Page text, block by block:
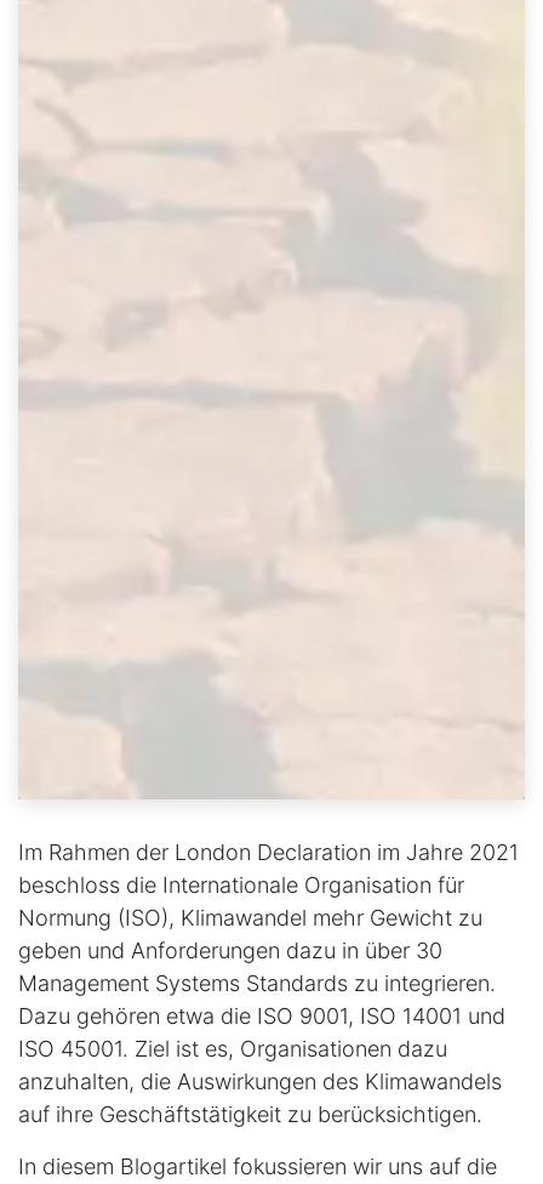
Im Rahmen der London Declaration im Jahre 2021
beschloss die Internationale Organisation für
Normung (ISO), Klimawandel mehr Gewicht zu
geben und Anforderungen dazu in über 30
Management Systems Standards zu integrieren.
Dazu gehören etwa die ISO 9001, ISO 14001 und
ISO 45001. Ziel ist es, Organisationen dazu
anzuhalten, die Auswirkungen des Klimawandels
auf ihre Geschäftstätigkeit zu berücksichtigen.
In diesem Blogartikel fokussieren wir uns auf die